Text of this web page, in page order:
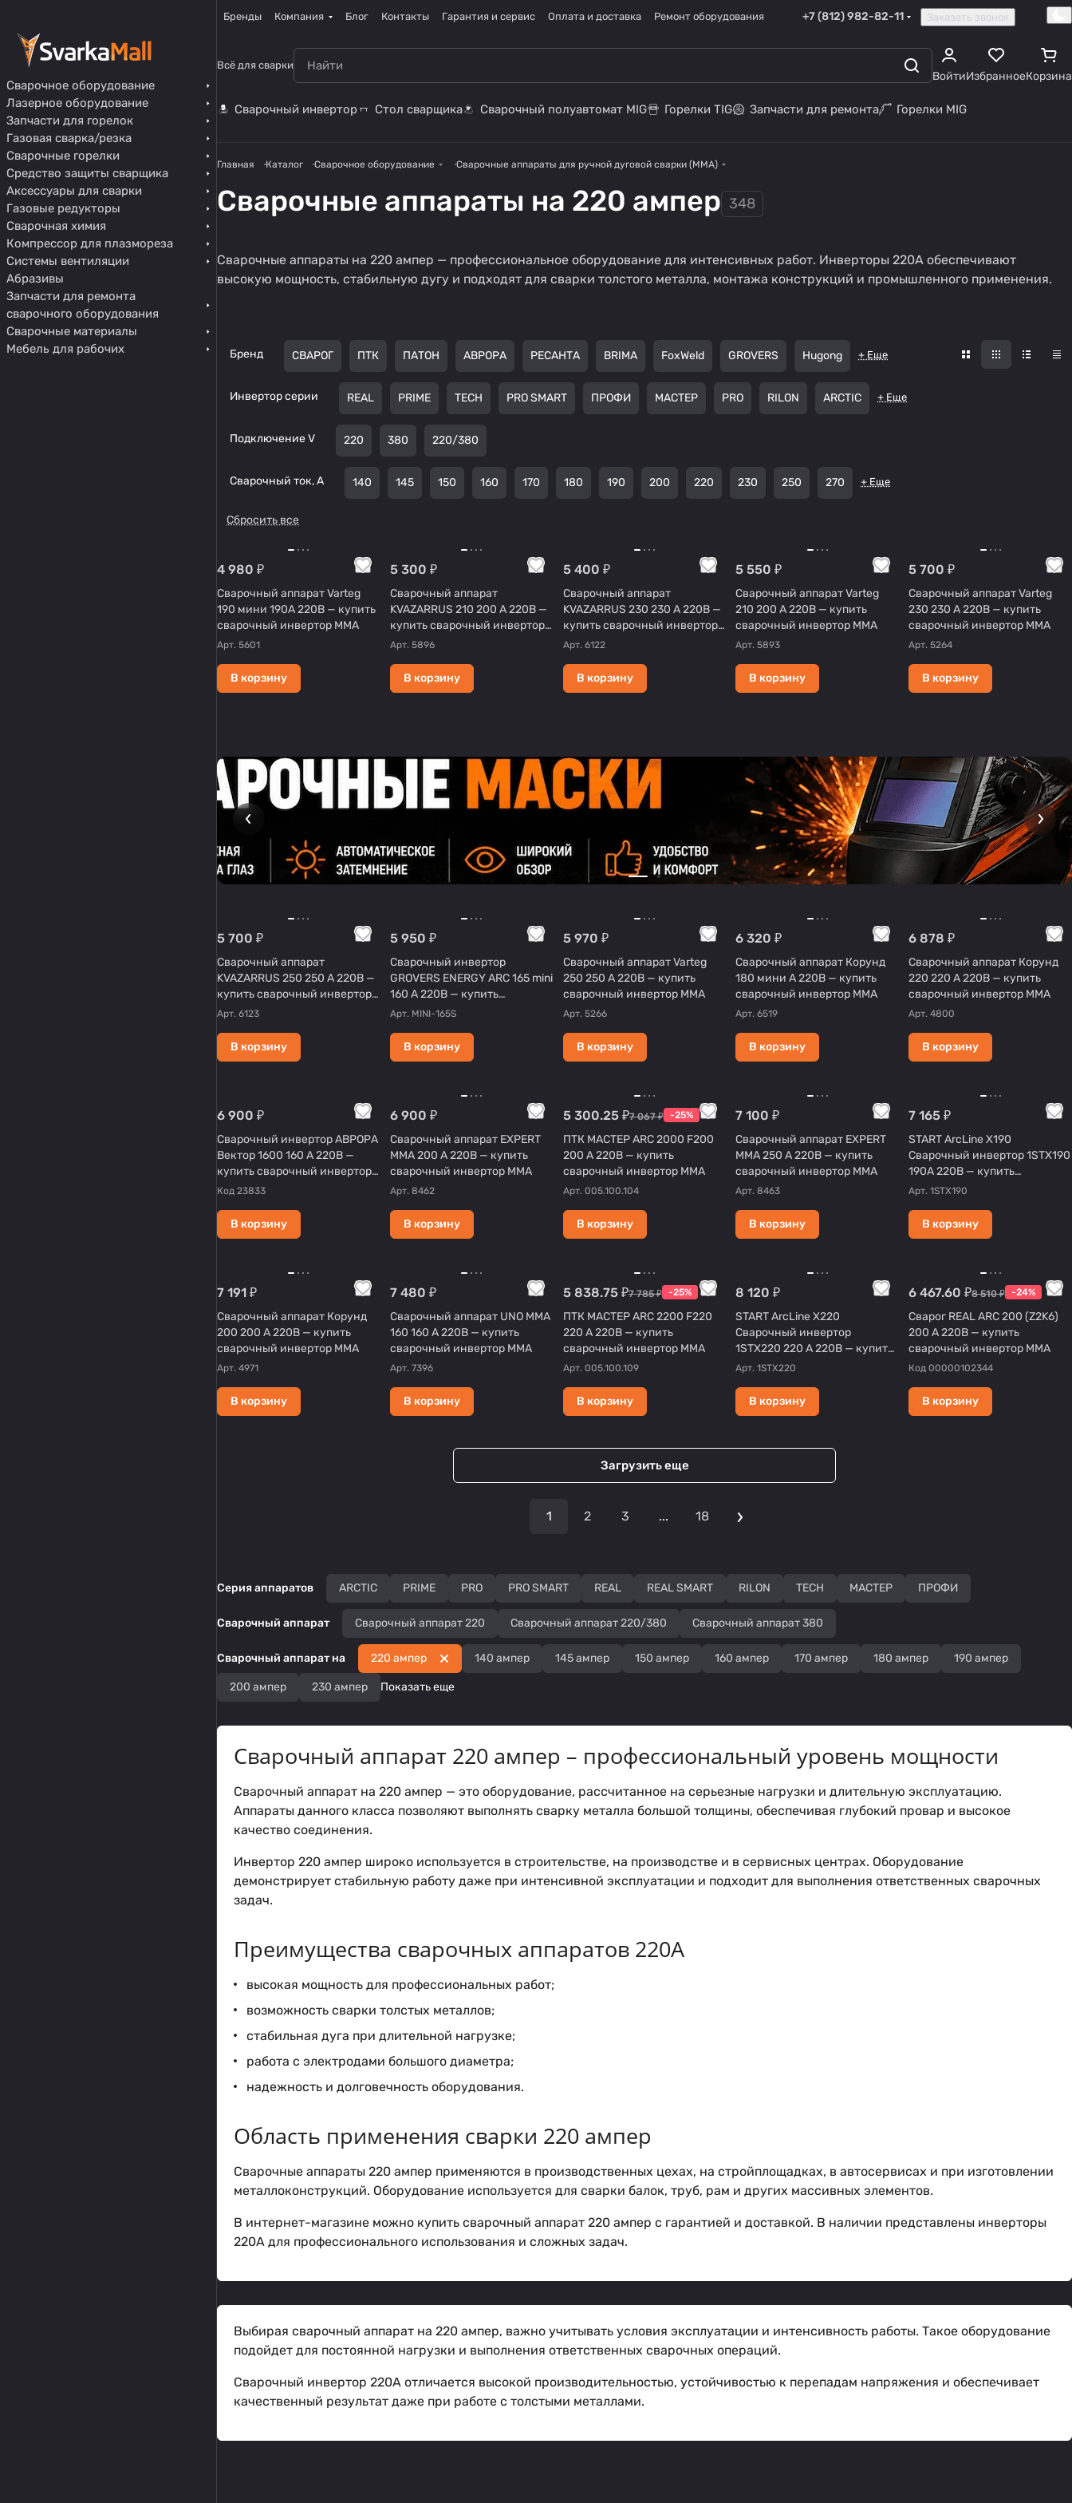
Бренды Компания Блог Контакты Гарантия и сервис Оплата и доставка Ремонт оборудования +7 (812) 982-82-11 Заказать звонок
Всё для сварки
ВойтиИзбранноеКорзина
Сварочный инвертор Стол сварщика Сварочный полуавтомат MIG Горелки TIG Запчасти для ремонта Горелки MIG
Главная Каталог Сварочное оборудование Сварочные аппараты для ручной дуговой сварки (MMA)
Сварочные аппараты на 220 ампер 348
Сварочные аппараты на 220 ампер — профессиональное оборудование для интенсивных работ. Инверторы 220А обеспечивают
высокую мощность, стабильную дугу и подходят для сварки толстого металла, монтажа конструкций и промышленного применения.
сварочные
аппараты MMA
348 товаров
Сварог MMA
30 товаров
Сварочные
аппараты 220В
Сварочные
аппараты для
222 товара
Сварочные
новичков
46 товаров
Бренд СВАРОГ ПТК ПАТОН АВРОРА РЕСАНТА BRIMA FoxWeld GROVERS Hugong + Еще
Инвертор серии REAL PRIME TECH PRO SMART ПРОФИ МАСТЕР PRO RILON ARCTIC + Еще
Подключение V 220 380 220/380
Сварочный ток, А 140 145 150 160 170 180 190 200 220 230 250 270 + Еще
Сбросить все
4 980 ₽
Сварочный аппарат Varteg
190 мини 190А 220В — купить
сварочный инвертор MMA
Арт. 5601
В корзину
5 300 ₽
Сварочный аппарат
KVAZARRUS 210 200 А 220В —
купить сварочный инвертор
MMA
Арт. 5896
В корзину
5 400 ₽
Сварочный аппарат
KVAZARRUS 230 230 А 220В —
купить сварочный инвертор
MMA
Арт. 6122
В корзину
5 550 ₽
Сварочный аппарат Varteg
210 200 А 220В — купить
сварочный инвертор MMA
Арт.5893
В корзину
5 700 ₽
Сварочный аппарат Varteg
230 230 А 220В — купить
сварочный инвертор MMA
Арт.5264
В корзину
5 700 ₽
Сварочный аппарат
KVAZARRUS 250 250 А 220В —
купить сварочный инвертор
MMA
Арт. 6123
В корзину
5 950 ₽
Сварочный инвертор
GROVERS ENERGY ARC 165 mini
160 А 220В — купить
сварочный инвертор MMA
Арт. MINI-165S
В корзину
5 970 ₽
Сварочный аппарат Varteg
250 250 А 220В — купить
сварочный инвертор MMA
Арт. 5266
В корзину
6 320 ₽
Сварочный аппарат Корунд
180 мини А 220В — купить
сварочный инвертор MMA
Арт.6519
В корзину
6 878 ₽
Сварочный аппарат Корунд
220 220 А 220В — купить
сварочный инвертор MMA
Арт.4800
В корзину
6 900 ₽
Сварочный инвертор АВРОРА
Вектор 1600 160 А 220В —
купить сварочный инвертор
MMA
Код 23833
В корзину
6 900 ₽
Сварочный аппарат EXPERT
MMA 200 А 220В — купить
сварочный инвертор MMA
Арт. 8462
В корзину
5 300.25 ₽7 067 ₽ -25%
ПТК МАСТЕР ARC 2000 F200
200 А 220В — купить
сварочный инвертор MMA
Арт. 005.100.104
В корзину
7 100 ₽
Сварочный аппарат EXPERT
MMA 250 А 220В — купить
сварочный инвертор MMA
Арт.8463
В корзину
7 165 ₽
START ArcLine Х190
Сварочный инвертор 1STХ190
190А 220В — купить
сварочный инвертор MMA
Арт.1STХ190
В корзину
7 191 ₽
Сварочный аппарат Корунд
200 200 А 220В — купить
сварочный инвертор MMA
Арт. 4971
В корзину
7 480 ₽
Сварочный аппарат UNO MMA
160 160 А 220В — купить
сварочный инвертор MMA
Арт. 7396
В корзину
5 838.75 ₽7 785 ₽ -25%
ПТК МАСТЕР ARC 2200 F220
220 А 220В — купить
сварочный инвертор MMA
Арт. 005.100.109
В корзину
8 120 ₽
START ArcLine Х220
Сварочный инвертор
1STХ220 220 А 220В — купить
сварочный инвертор MMA
Арт.1STХ220
В корзину
6 467.60 ₽8 510 ₽ -24%
Сварог REAL ARC 200 (Z2K6)
200 А 220В — купить
сварочный инвертор MMA
Код00000102344
В корзину
Загрузить еще
1 2 3 ... 18
Серия аппаратов ARCTIC PRIME PRO PRO SMART REAL REAL SMART RILON TECH МАСТЕР ПРОФИ
Сварочный аппарат Сварочный аппарат 220 Сварочный аппарат 220/380 Сварочный аппарат 380
Сварочный аппарат на 140 ампер 145 ампер 150 ампер 160 ампер 170 ампер 180 ампер 190 ампер
200 ампер
220 ампер
230 ампер Показать еще
Сварочный аппарат 220 ампер – профессиональный уровень мощности
Сварочный аппарат на 220 ампер — это оборудование, рассчитанное на серьезные нагрузки и длительную эксплуатацию.
Аппараты данного класса позволяют выполнять сварку металла большой толщины, обеспечивая глубокий провар и высокое
качество соединения.
Инвертор 220 ампер широко используется в строительстве, на производстве и в сервисных центрах. Оборудование
демонстрирует стабильную работу даже при интенсивной эксплуатации и подходит для выполнения ответственных сварочных
задач.
Преимущества сварочных аппаратов 220А
высокая мощность для профессиональных работ;
возможность сварки толстых металлов;
стабильная дуга при длительной нагрузке;
работа с электродами большого диаметра;
надежность и долговечность оборудования.
Область применения сварки 220 ампер
Сварочные аппараты 220 ампер применяются в производственных цехах, на стройплощадках, в автосервисах и при изготовлении
металлоконструкций. Оборудование используется для сварки балок, труб, рам и других массивных элементов.
В интернет-магазине можно купить сварочный аппарат 220 ампер с гарантией и доставкой. В наличии представлены инверторы
220А для профессионального использования и сложных задач.
Выбирая сварочный аппарат на 220 ампер, важно учитывать условия эксплуатации и интенсивность работы. Такое оборудование
подойдет для постоянной нагрузки и выполнения ответственных сварочных операций.
Сварочный инвертор 220А отличается высокой производительностью, устойчивостью к перепадам напряжения и обеспечивает
качественный результат даже при работе с толстыми металлами.
Сварочное оборудование
Лазерное оборудование
Запчасти для горелок
Газовая сварка/резка
Сварочные горелки
Средство защиты сварщика
Аксессуары для сварки
Газовые редукторы
Сварочная химия
Компрессор для плазмореза
Системы вентиляции
Абразивы
Запчасти для ремонта
сварочного оборудования
Сварочные материалы
Мебель для рабочих